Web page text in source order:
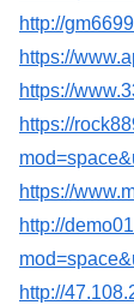
http://
https://
https://
https://
https://
http://
http://